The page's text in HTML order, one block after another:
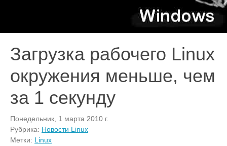
Загрузка рабочего Linux
окружения меньше, чем
за 1 секунду
Понедельник, 1 марта 2010 г.
Рубрика: Новости Linux
Метки: Linux